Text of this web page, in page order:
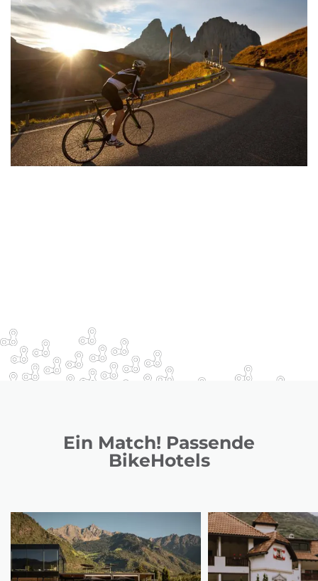
Ein Match! Passende
BikeHotels